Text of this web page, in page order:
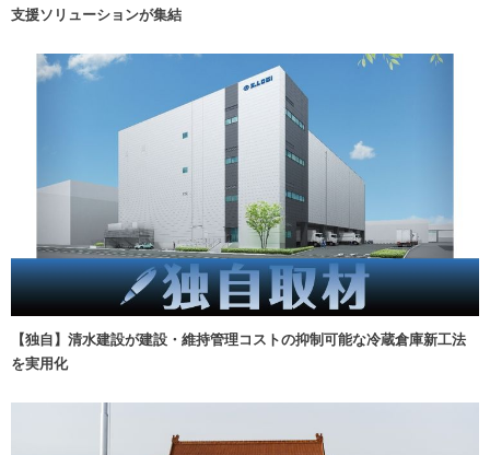
支援ソリューションが集結
【独自】清水建設が建設・維持管理コストの抑制可能な冷蔵倉庫新工法
を実用化